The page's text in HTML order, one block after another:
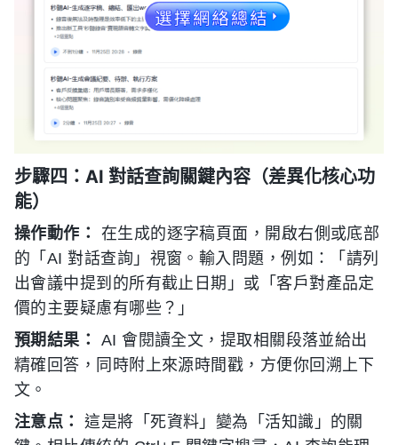
步驟四：AI 對話查詢關鍵內容（差異化核心功
能）
操作動作：
在生成的逐字稿頁面，開啟右側或底部
的「AI 對話查詢」視窗。輸入問題，例如：「請列
出會議中提到的所有截止日期」或「客戶對產品定
價的主要疑慮有哪些？」
預期結果：
AI 會閱讀全文，提取相關段落並給出
精確回答，同時附上來源時間戳，方便你回溯上下
文。
注意点：
這是將「死資料」變為「活知識」的關